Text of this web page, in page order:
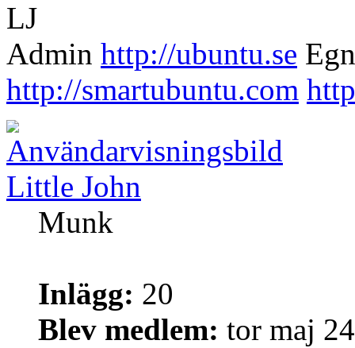
LJ
Admin http://ubuntu.se
http://smartubuntu.com
Little John
Munk
Inlägg: 20
Blev medlem: tor maj